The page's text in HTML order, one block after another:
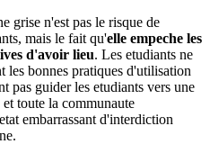
grise n'est pas le risque de
mais le fait qu'elle empeche les
d'avoir lieu. Les etudiants ne
les bonnes pratiques d'utilisation
pas guider les etudiants vers une
toute la communaute
embarrassant d'interdiction